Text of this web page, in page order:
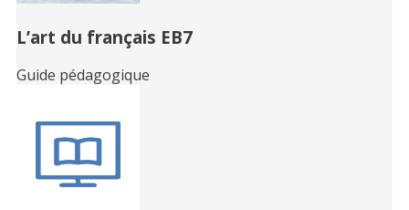
L’art du français EB7
Guide pédagogique